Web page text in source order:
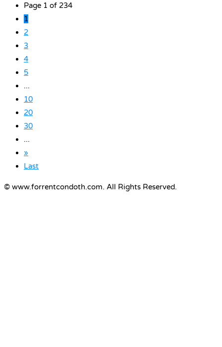
Page 1 of 234
1
2
3
4
5
...
10
20
30
...
»
Last
© www.forrentcondoth.com. All Rights Reserved.